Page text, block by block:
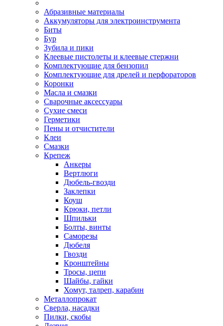
Абразивные материалы
Аккумуляторы для электроинструмента
Биты
Бур
Зубила и пики
Клеевые пистолеты и клеевые стержни
Комплектующие для бензопил
Комплектующие для дрелей и перфораторов
Коронки
Масла и смазки
Сварочные аксессуары
Сухие смеси
Герметики
Пены и отчистители
Клеи
Смазки
Крепеж
Анкеры
Вертлюги
Дюбель-гвозди
Заклепки
Коуш
Крюки, петли
Шпильки
Болты, винты
Саморезы
Дюбеля
Гвозди
Кронштейны
Тросы, цепи
Шайбы, гайки
Хомут, талреп, карабин
Металлопрокат
Сверла, насадки
Пилки, скобы